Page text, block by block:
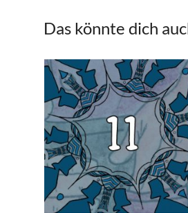
Das könnte dich